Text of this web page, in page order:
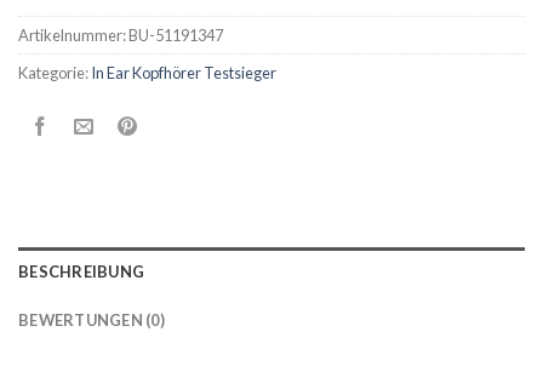
Artikelnummer:BU-51191347
Kategorie:In Ear Kopfhörer Testsieger
BESCHREIBUNG
BEWERTUNGEN (0)